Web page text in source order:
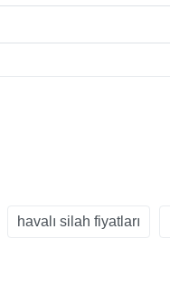
havalı silah fiyatları